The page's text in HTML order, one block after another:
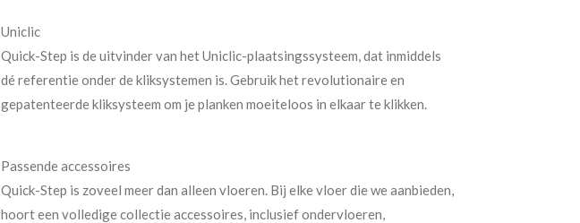
Uniclic
Quick-Step is de uitvinder van het Uniclic-plaatsingssysteem, dat inmiddels
dé referentie onder de kliksystemen is. Gebruik het revolutionaire en
gepatenteerde kliksysteem om je planken moeiteloos in elkaar te klikken.
Passende accessoires
Quick-Step is zoveel meer dan alleen vloeren. Bij elke vloer die we aanbieden,
hoort een volledige collectie accessoires, inclusief ondervloeren,